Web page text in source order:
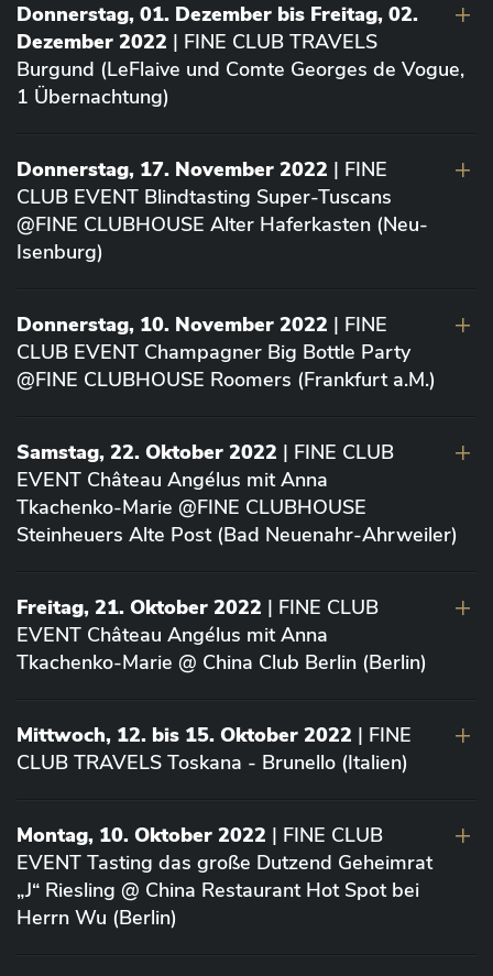
Donnerstag, 01. Dezember bis Freitag, 02.
Dezember 2022 | FINE CLUB TRAVELS
Burgund (LeFlaive und Comte Georges de Vogue,
1 Übernachtung)
Donnerstag, 17. November 2022 | FINE
CLUB EVENT Blindtasting Super-Tuscans
@FINE CLUBHOUSE Alter Haferkasten (Neu-
Isenburg)
Donnerstag, 10. November 2022 | FINE
CLUB EVENT Champagner Big Bottle Party
@FINE CLUBHOUSE Roomers (Frankfurt a.M.)
Samstag, 22. Oktober 2022 | FINE CLUB
EVENT Château Angélus mit Anna
Tkachenko-Marie @FINE CLUBHOUSE
Steinheuers Alte Post (Bad Neuenahr-Ahrweiler)
Freitag, 21. Oktober 2022 | FINE CLUB
EVENT Château Angélus mit Anna
Tkachenko-Marie @ China Club Berlin (Berlin)
Mittwoch, 12. bis 15. Oktober 2022 | FINE
CLUB TRAVELS Toskana - Brunello (Italien)
Montag, 10. Oktober 2022 | FINE CLUB
EVENT Tasting das große Dutzend Geheimrat
„J“ Riesling @ China Restaurant Hot Spot bei
Herrn Wu (Berlin)